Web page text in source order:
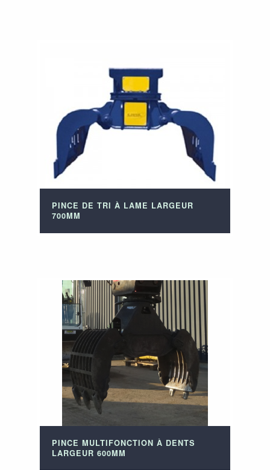
PINCE DE TRI À LAME LARGEUR
700MM
PINCE MULTIFONCTION À DENTS
LARGEUR 600MM